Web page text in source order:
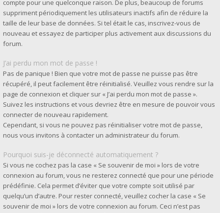
compte pour une quelconque raison. De plus, beaucoup de forums
suppriment périodiquement les utilisateurs inactifs afin de réduire la
taille de leur base de données. Si tel était le cas, inscrivez-vous de
nouveau et essayez de participer plus activement aux discussions du
forum.
J’ai perdu mon mot de passe !
Pas de panique ! Bien que votre mot de passe ne puisse pas être
récupéré, il peut facilement être réinitialisé. Veuillez vous rendre sur la
page de connexion et cliquer sur « J’ai perdu mon mot de passe ».
Suivez les instructions et vous devriez être en mesure de pouvoir vous
connecter de nouveau rapidement.
Cependant, si vous ne pouvez pas réinitialiser votre mot de passe,
nous vous invitons à contacter un administrateur du forum.
Pourquoi suis-je déconnecté automatiquement ?
Si vous ne cochez pas la case « Se souvenir de moi » lors de votre
connexion au forum, vous ne resterez connecté que pour une période
prédéfinie. Cela permet d’éviter que votre compte soit utilisé par
quelqu’un d’autre. Pour rester connecté, veuillez cocher la case « Se
souvenir de moi » lors de votre connexion au forum. Ceci n’est pas